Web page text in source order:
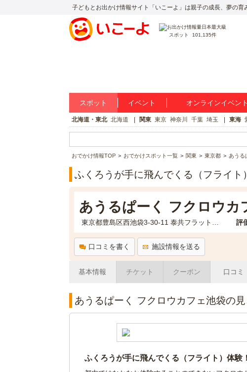
子どもとお出かけ情報サイト「いこーよ」は親子の成長、夢の育
スポット 101,135件
スポット イベント オンラインイベント
北海道・東北 北海道 関東 東京 神奈川 千葉 埼玉 東海
おでかけ情報TOP おでかけスポット一覧 関東 東京都 あうる
ふくろうが手に飛んでくる（フライト
あうるぱーく フクロウカ
評
口コミを書く 施設情報を送る
基本情報 チケット クーポン 口コミ
あうるぱーく フクロウカフェ池袋の
ふくろうが手に飛んでくる（フライト）体験